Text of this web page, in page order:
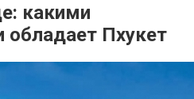
какими
Пхукет